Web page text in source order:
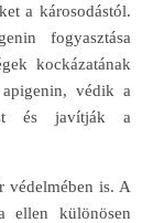
a károsodástól.
fogyasztása
kockázatának
védik a
és javítják a
védelmében is. A
ellen különösen